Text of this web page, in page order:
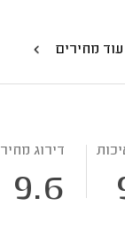
עוד מחירים
דירוג מחיר
9.6